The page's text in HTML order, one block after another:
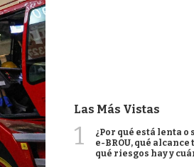
Las Más Vistas
1
¿Por qué está lenta
e-BROU, qué
qué riesgos hay y